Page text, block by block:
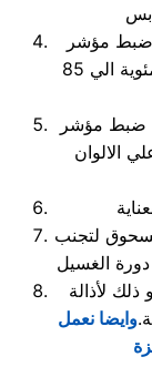
ضبط مؤشر
الحرارة علي متوسط درجة من 65 درجة مئوية الي 85
ضبط مؤشر
علي الالوان
لتجنب
لأذالة
وايضا نعمل